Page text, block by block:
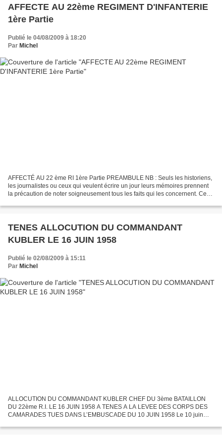
AFFECTE AU 22ème REGIMENT D'INFANTERIE
1ère Partie
Publié le 04/08/2009 à 18:20
Par Michel
AFFECTÉ AU 22 ème RI 1ère Partie PREAMBULE NB : Seuls les historiens,
les journalistes ou ceux qui veulent écrire un jour leurs mémoires prennent
la précaution de noter soigneusement tous les faits qui les concernent. Ce
TENES ALLOCUTION DU COMMANDANT
KUBLER LE 16 JUIN 1958
Publié le 02/08/2009 à 15:11
Par Michel
ALLOCUTION DU COMMANDANT KUBLER CHEF DU 3ème BATAILLON
DU 22ème R.I. LE 16 JUIN 1958 A TENES A LA LEVEE DES CORPS DES
CAMARADES TUES DANS L’EMBUSCADE DU 10 JUIN 1958 Le 10 juin
kilomètres...